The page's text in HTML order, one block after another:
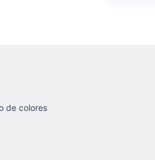
de colores